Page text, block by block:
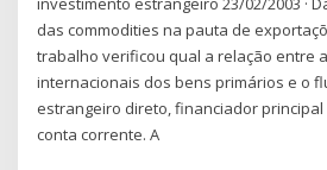
das commodities na pauta de
trabalho verificou qual a relação entre
internacionais dos bens primários e o
estrangeiro direto, financiador
conta corrente. A